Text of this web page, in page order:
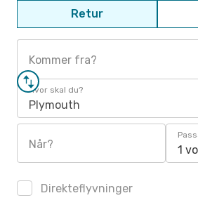
Retur
Kommer fra?
Hvor skal du?
Plymouth
Når? 1
Direkteflyvninger